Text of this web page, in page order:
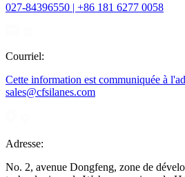
027-84396550 | +86 181 6277 0058
Courriel:
Cette information est communiquée à
sales@cfsilanes.com
Adresse:
No. 2, avenue Dongfeng, zone de